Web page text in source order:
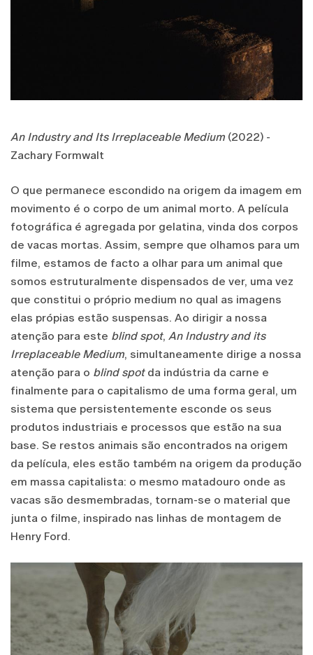
An Industry and Its Irreplaceable Medium (2022) -
Zachary Formwalt
O que permanece escondido na origem da imagem em
movimento é o corpo de um animal morto. A película
fotográfica é agregada por gelatina, vinda dos corpos
de vacas mortas. Assim, sempre que olhamos para um
filme, estamos de facto a olhar para um animal que
somos estruturalmente dispensados de ver, uma vez
que constitui o próprio medium no qual as imagens
elas própias estão suspensas. Ao dirigir a nossa
atenção para este blind spot, An Industry and its
Irreplaceable Medium, simultaneamente dirige a nossa
atenção para o blind spotda indústria da carne e
finalmente para o capitalismo de uma forma geral, um
sistema que persistentemente esconde os seus
produtos industriais e processos que estão na sua
base. Se restos animais são encontrados na origem
da película, eles estão também na origem da produção
em massa capitalista: o mesmo matadouro onde as
vacas são desmembradas, tornam-se o material que
junta o filme, inspirado nas linhas de montagem de
Henry Ford.